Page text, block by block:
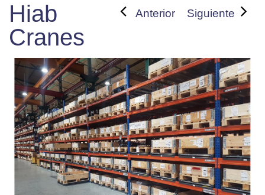
Anterior Siguiente
Hiab
Cranes